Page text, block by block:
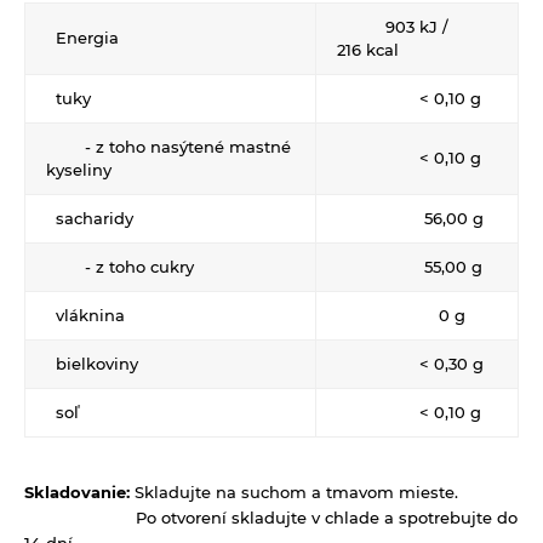
Literatúra
Propagačný materiál
Vankúše
Energia
903 kJ /
216 kcal
tuky < 0,10 g
- z toho nasýtené mastné
kyseliny
< 0,10 g
sacharidy 56,00 g
- z toho cukry 55,00 g
vláknina 0 g
bielkoviny < 0,30 g
soľ < 0,10 g
Skladovanie: Skladujte na suchom a tmavom mieste.
Po otvorení skladujte v chlade a spotrebujte do